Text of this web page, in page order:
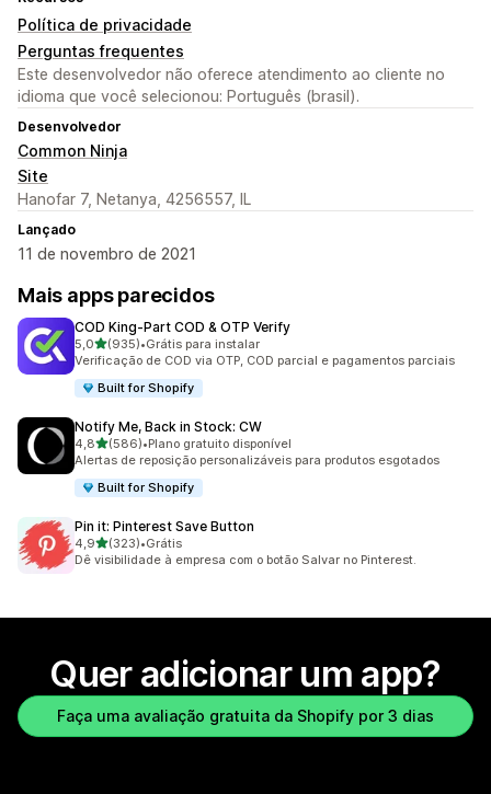
Política de privacidade
Perguntas frequentes
Este desenvolvedor não oferece atendimento ao cliente no
idioma que você selecionou: Português (brasil).
Desenvolvedor
Common Ninja
Site
Hanofar 7, Netanya, 4256557, IL
Lançado
11 de novembro de 2021
Mais apps parecidos
COD King‑Part COD & OTP Verify
5,0de 5 estrelas
(935)
935 avaliações ao todo
•Grátis para instalar
Verificação de COD via OTP, COD parcial e pagamentos parciais
Built for Shopify
Notify Me, Back in Stock: CW
4,8de 5 estrelas
(586)
586 avaliações ao todo
•Plano gratuito disponível
Alertas de reposição personalizáveis para produtos esgotados
Built for Shopify
Pin it: Pinterest Save Button
4,9de 5 estrelas
(323)
323 avaliações ao todo
•Grátis
Dê visibilidade à empresa com o botão Salvar no Pinterest.
Quer adicionar um app?
Faça uma avaliação gratuita da Shopify por 3 dias